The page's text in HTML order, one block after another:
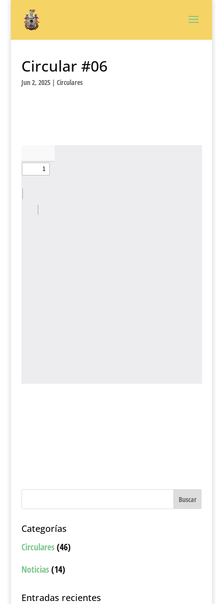
Circular #06
Jun 2, 2025| Circulares
Categorías
Circulares (46)
Noticias (14)
Entradas recientes